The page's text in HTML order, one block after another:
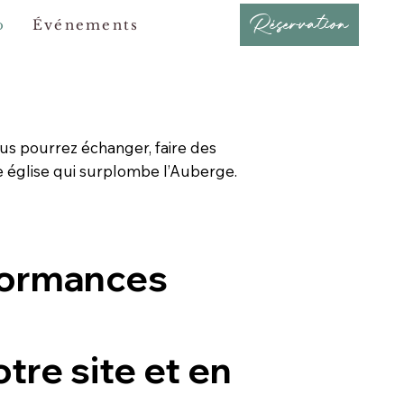
Réservation
Événements
pourrez échanger, faire des
qui surplombe l’Auberge.
site et en